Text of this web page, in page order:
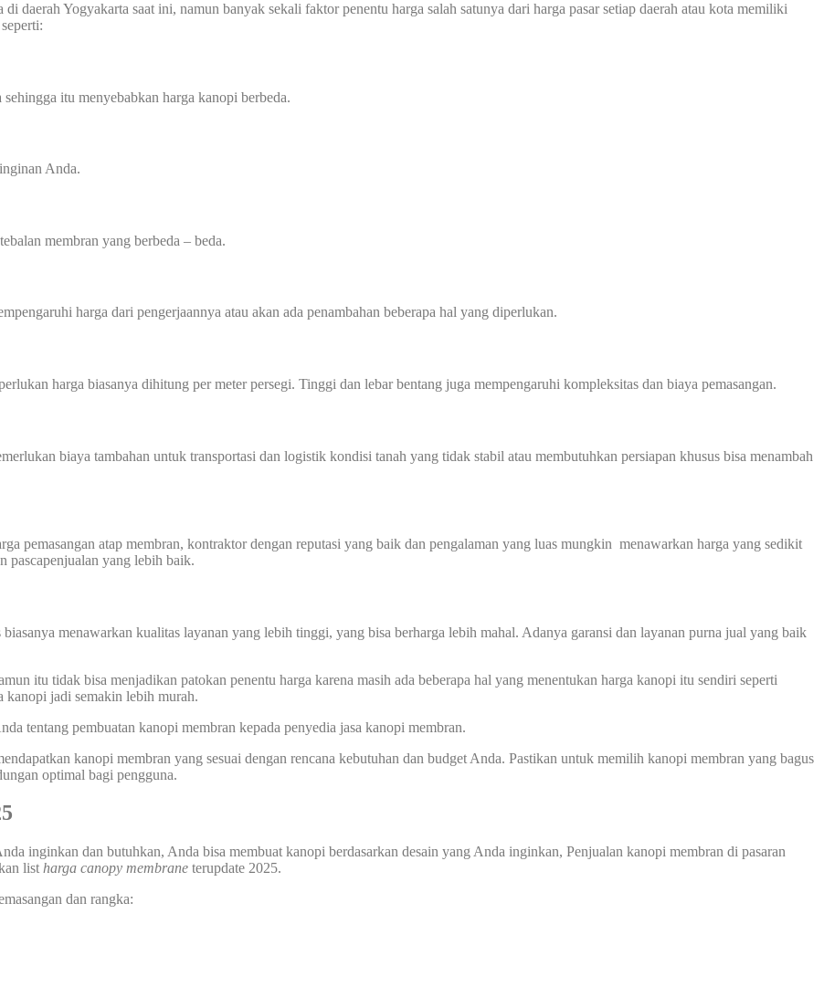
daerah Yogyakarta saat ini, namun banyak sekali faktor penentu harga salah satunya dari harga pasar setiap daerah atau kota memiliki
itu menyebabkan harga kanopi berbeda.
Anda.
membran yang berbeda – beda.
harga dari pengerjaannya atau akan ada penambahan beberapa hal yang diperlukan.
harga biasanya dihitung per meter persegi. Tinggi dan lebar bentang juga mempengaruhi kompleksitas dan biaya pemasangan.
biaya tambahan untuk transportasi dan logistik kondisi tanah yang tidak stabil atau membutuhkan persiapan khusus bisa menambah
pemasangan atap membran, kontraktor dengan reputasi yang baik dan pengalaman yang luas mungkin menawarkan harga yang sedikit
pascapenjualan yang lebih baik.
menawarkan kualitas layanan yang lebih tinggi, yang bisa berharga lebih mahal. Adanya garansi dan layanan purna jual yang baik
itu tidak bisa menjadikan patokan penentu harga karena masih ada beberapa hal yang menentukan harga kanopi itu sendiri seperti
kanopi jadi semakin lebih murah.
tentang pembuatan kanopi membran kepada penyedia jasa kanopi membran.
kanopi membran yang sesuai dengan rencana kebutuhan dan budget Anda. Pastikan untuk memilih kanopi membran yang bagus
optimal bagi pengguna.
inginkan dan butuhkan, Anda bisa membuat kanopi berdasarkan desain yang Anda inginkan, Penjualan kanopi membran di pasaran
list harga canopy membrane terupdate 2025.
dan rangka: